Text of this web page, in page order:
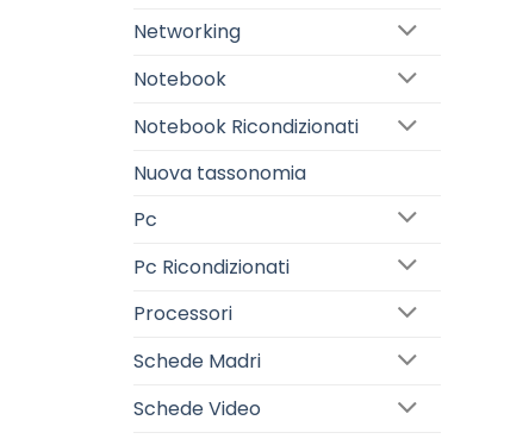
Networking
Notebook
Notebook Ricondizionati
Nuova tassonomia
Pc
Pc Ricondizionati
Processori
Schede Madri
Schede Video